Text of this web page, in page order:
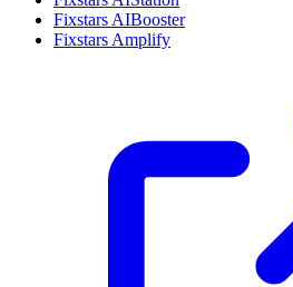
Fixstars AIBooster
Fixstars Amplify